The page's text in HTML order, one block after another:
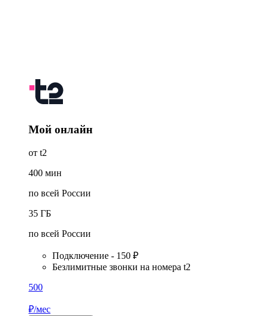
Мой онлайн
от t2
400 мин
по всей России
35 ГБ
по всей России
Подключение - 150 ₽
Безлимитные звонки на номера t2
500
₽/мес